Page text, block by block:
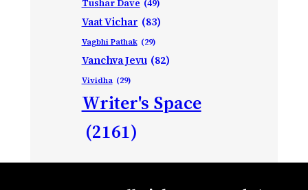
Tushar Dave (49)
Vaat Vichar (83)
Vagbhi Pathak (29)
Vanchva Jevu (82)
Vividha (29)
Writer's Space
(2161)